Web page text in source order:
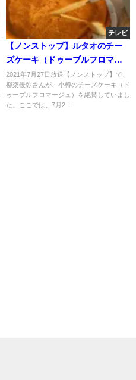
テレビ
【ノンストップ】ルタオのチー
ズケーキ（ドゥーブルフロマー
ジュ）お取り寄せ！柳楽優弥さ
んおすすめ！7月27日
2021年7月27日放送【ノンストップ】で、
柳楽優弥さんが、小樽のチーズケーキ（ド
ゥーブルフロマージュ）を絶賛していまし
た。ここでは、7月2...